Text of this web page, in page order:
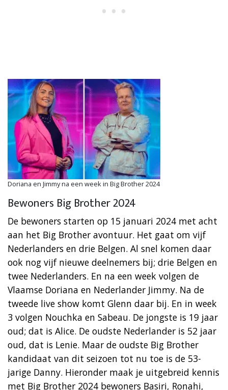
Doriana en Jimmy na een week in Big Brother 2024
Bewoners Big Brother 2024
De bewoners starten op 15 januari 2024 met acht
aan het Big Brother avontuur. Het gaat om vijf
Nederlanders en drie Belgen. Al snel komen daar
ook nog vijf nieuwe deelnemers bij; drie Belgen en
twee Nederlanders. En na een week volgen de
Vlaamse Doriana en Nederlander Jimmy. Na de
tweede live show komt Glenn daar bij. En in week
3 volgen Nouchka en Sabeau. De jongste is 19 jaar
oud; dat is Alice. De oudste Nederlander is 52 jaar
oud, dat is Lenie. Maar de oudste Big Brother
kandidaat van dit seizoen tot nu toe is de 53-
jarige Danny. Hieronder maak je uitgebreid kennis
met Big Brother 2024 bewoners Basiri, Ronahi,